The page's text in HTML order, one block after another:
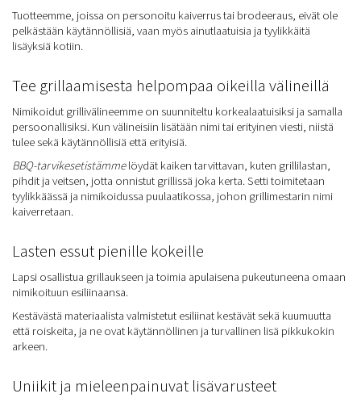
Tuotteemme, joissa on personoitu kaiverrus tai brodeeraus, eivät ole
pelkästään käytännöllisiä, vaan myös ainutlaatuisia ja tyylikkäitä
lisäyksiä kotiin.
Tee grillaamisesta helpompaa oikeilla välineillä
Nimikoidut grillivälineemme on suunniteltu korkealaatuisiksi ja samalla
persoonallisiksi. Kun välineisiin lisätään nimi tai erityinen viesti, niistä
tulee sekä käytännöllisiä että erityisiä.
BBQ-tarvikesetistämmelöydät kaiken tarvittavan, kuten grillilastan,
pihdit ja veitsen, jotta onnistut grillissä joka kerta. Setti toimitetaan
tyylikkäässä ja nimikoidussa puulaatikossa, johon grillimestarin nimi
kaiverretaan.
Lasten essut pienille kokeille
Lapsi osallistua grillaukseen ja toimia apulaisena pukeutuneena omaan
nimikoituun esiliinaansa.
Kestävästä materiaalista valmistetut esiliinat kestävät sekä kuumuutta
että roiskeita, ja ne ovat käytännöllinen ja turvallinen lisä pikkukokin
arkeen.
Uniikit ja mieleenpainuvat lisävarusteet